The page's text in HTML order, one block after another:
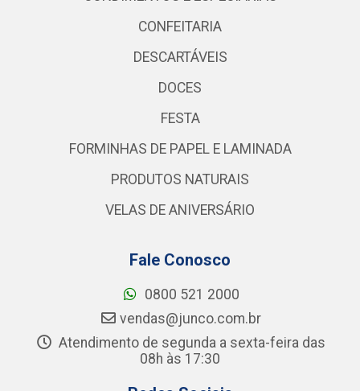
CONFEITARIA
DESCARTÁVEIS
DOCES
FESTA
FORMINHAS DE PAPEL E LAMINADA
PRODUTOS NATURAIS
VELAS DE ANIVERSÁRIO
Fale Conosco
0800 521 2000
vendas@junco.com.br
Atendimento de segunda a sexta-feira das
08h às 17:30